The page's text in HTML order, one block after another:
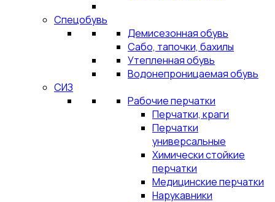
Спецобувь
Демисезонная обувь
Сабо, тапочки, бахилы
Утепленная обувь
Водонепроницаемая обувь
СИЗ
Рабочие перчатки
Перчатки, краги
Перчатки
универсальные
Химически стойкие
перчатки
Медицинские перчатки
Нарукавники